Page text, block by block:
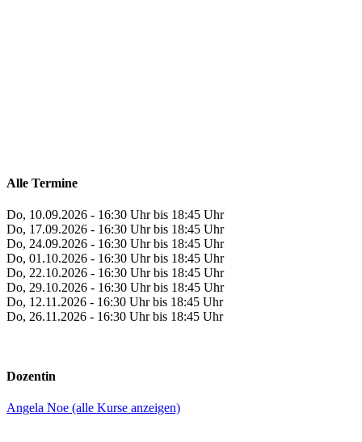
Alle Termine
Do, 10.09.2026 - 16:30 Uhr bis 18:45 Uhr
Do, 17.09.2026 - 16:30 Uhr bis 18:45 Uhr
Do, 24.09.2026 - 16:30 Uhr bis 18:45 Uhr
Do, 01.10.2026 - 16:30 Uhr bis 18:45 Uhr
Do, 22.10.2026 - 16:30 Uhr bis 18:45 Uhr
Do, 29.10.2026 - 16:30 Uhr bis 18:45 Uhr
Do, 12.11.2026 - 16:30 Uhr bis 18:45 Uhr
Do, 26.11.2026 - 16:30 Uhr bis 18:45 Uhr
Dozentin
Angela Noe (alle Kurse anzeigen)